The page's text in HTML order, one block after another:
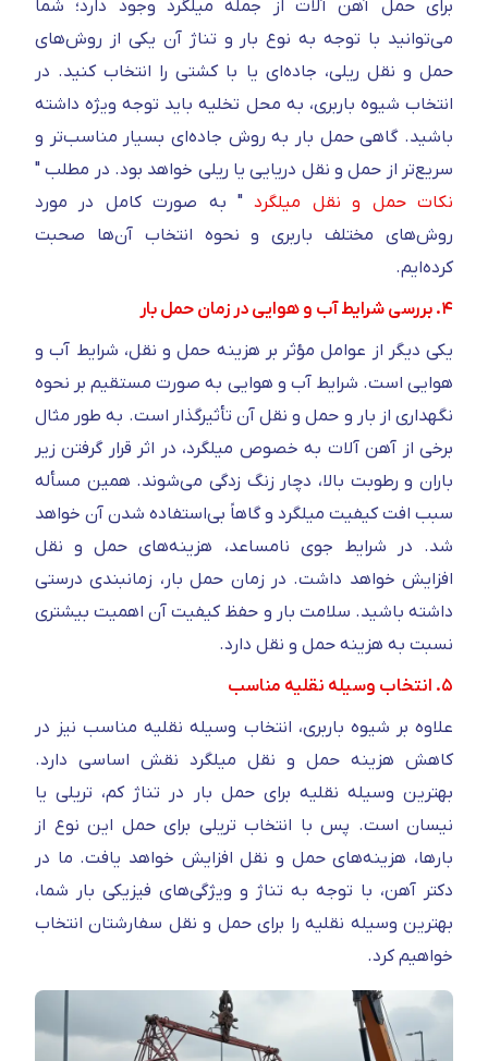
برای حمل آهن آلات از جمله میلگرد وجود دارد؛ شما
می‌توانید با توجه به نوع بار و تناژ آن یکی از روش‌های
حمل و نقل ریلی، جاده‌ای یا با کشتی را انتخاب کنید. در
انتخاب شیوه باربری، به محل تخلیه باید توجه ویژه داشته
باشید. گاهی حمل بار به روش جاده‌ای بسیار مناسب‌تر و
سریع‌تر از حمل و نقل دریایی یا ریلی خواهد بود. در مطلب "
نکات حمل و نقل میلگرد" به صورت کامل در مورد
روش‌های مختلف باربری و نحوه انتخاب آن‌ها صحبت
کرده‌ایم.
۴. بررسی شرایط آب و هوایی در زمان حمل بار
یکی دیگر از عوامل مؤثر بر هزینه حمل و نقل، شرایط آب و
هوایی است. شرایط آب و هوایی به صورت مستقیم بر نحوه
نگهداری از بار و حمل و نقل آن تأثیر‌گذار است. به طور مثال
برخی از آهن آلات به خصوص میلگرد، در اثر قرار گرفتن زیر
باران و رطوبت بالا، دچار زنگ زدگی می‌شوند. همین مسأله
سبب افت کیفیت میلگرد و گا‌هاً بی‌استفاده شدن آن خواهد
شد. در شرایط جوی نامساعد، هزینه‌های حمل و نقل
افزایش خواهد داشت. در زمان حمل بار، زمانبندی درستی
داشته باشید. سلامت بار و حفظ کیفیت آن اهمیت بیشتری
نسبت به هزینه حمل و نقل دارد.
۵. انتخاب وسیله نقلیه مناسب
علاوه بر شیوه باربری، انتخاب وسیله نقلیه مناسب نیز در
کاهش هزینه حمل و نقل میلگرد نقش اساسی دارد.
بهترین وسیله نقلیه برای حمل بار در تناژ کم، تریلی یا
نیسان است. پس با انتخاب تریلی برای حمل این نوع از
بار‌ها، هزینه‌های حمل و نقل افزایش خواهد یافت. ما در
دکتر آهن، با توجه به تناژ و ویژگی‌های فیزیکی بار شما،
بهترین وسیله نقلیه را برای حمل و نقل سفارشتان انتخاب
خواهیم کرد.